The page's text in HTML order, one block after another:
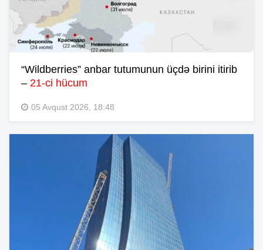
“Wildberries” anbar tutumunun üçdə birini itirib
– 21-ci hücum
05 Avqust 2026, 18:48